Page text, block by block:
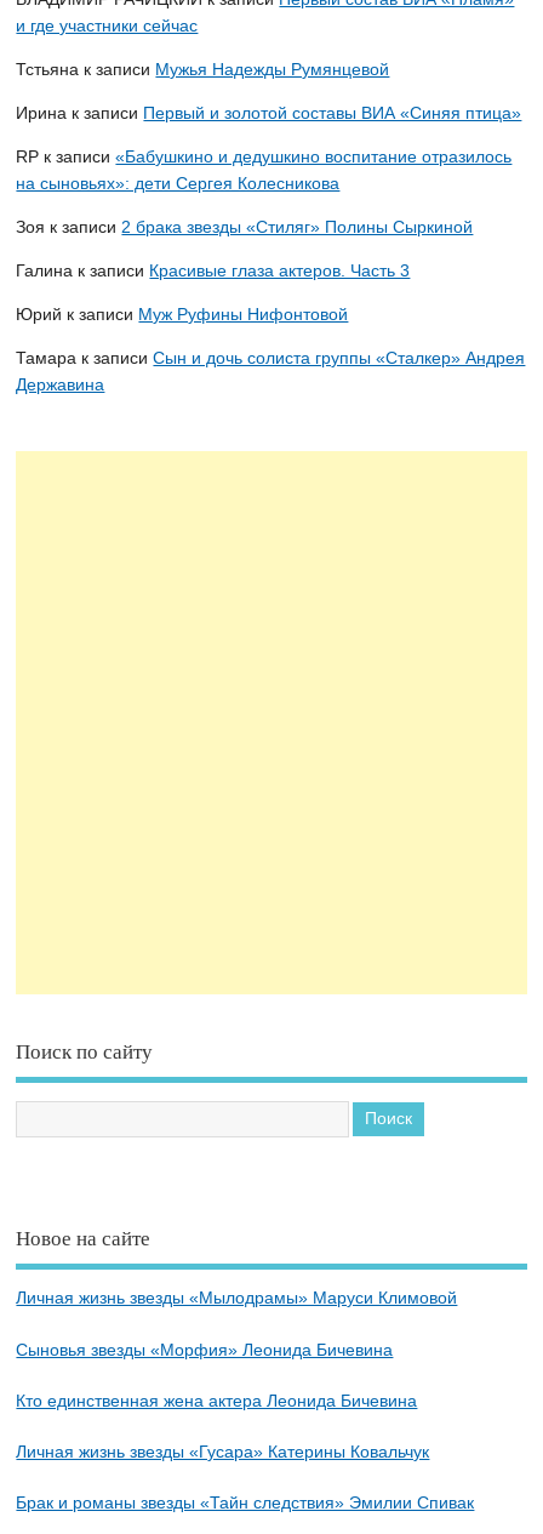
и где участники сейчас
Тстьяна к записи Мужья Надежды Румянцевой
Ирина к записи Первый и золотой составы ВИА «Синяя птица»
RP к записи«Бабушкино и дедушкино воспитание отразилось
на сыновьях»: дети Сергея Колесникова
Зоя к записи2 брака звезды «Стиляг» Полины Сыркиной
Галина к записи Красивые глаза актеров. Часть 3
Юрий к записи Муж Руфины Нифонтовой
Тамара к записиСын и дочь солиста группы «Сталкер» Андрея
Державина
Поиск по сайту
Новое на сайте
Личная жизнь звезды «Мылодрамы» Маруси Климовой
Сыновья звезды «Морфия» Леонида Бичевина
Кто единственная жена актера Леонида Бичевина
Личная жизнь звезды «Гусара» Катерины Ковальчук
Брак и романы звезды «Тайн следствия» Эмилии Спивак